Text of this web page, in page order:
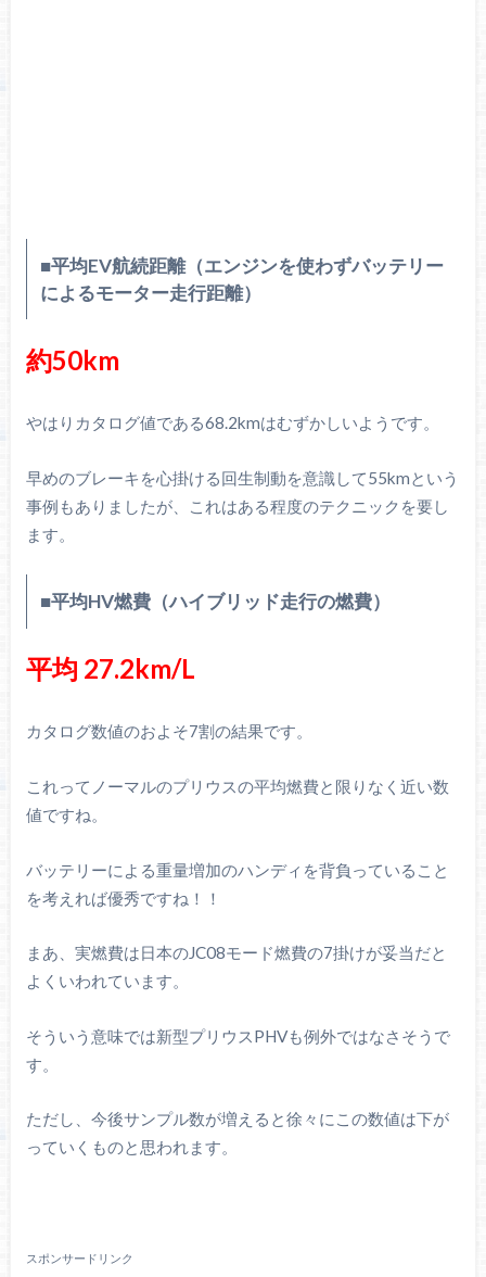
■平均EV航続距離（エンジンを使わずバッテリー
によるモーター走行距離）
約50km
やはりカタログ値である68.2kmはむずかしいようです。
早めのブレーキを心掛ける回生制動を意識して55kmという
事例もありましたが、これはある程度のテクニックを要し
ます。
■平均HV燃費（ハイブリッド走行の燃費）
平均 27.2km/L
カタログ数値のおよそ7割の結果です。
これってノーマルのプリウスの平均燃費と限りなく近い数
値ですね。
バッテリーによる重量増加のハンディを背負っていること
を考えれば優秀ですね！！
まあ、実燃費は日本のJC08モード燃費の7掛けが妥当だと
よくいわれています。
そういう意味では新型プリウスPHVも例外ではなさそうで
す。
ただし、今後サンプル数が増えると徐々にこの数値は下が
っていくものと思われます。
スポンサードリンク